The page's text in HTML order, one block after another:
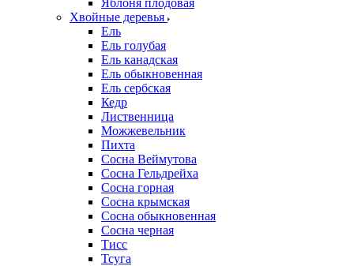
Яблоня плодовая
Хвойные деревья
Ель
Ель голубая
Ель канадская
Ель обыкновенная
Ель сербская
Кедр
Лиственница
Можжевельник
Пихта
Сосна Веймутова
Сосна Гельдрейха
Сосна горная
Сосна крымская
Сосна обыкновенная
Сосна черная
Тисс
Тсуга